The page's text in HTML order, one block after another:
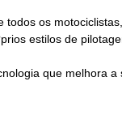
os
estilos de
que melhora